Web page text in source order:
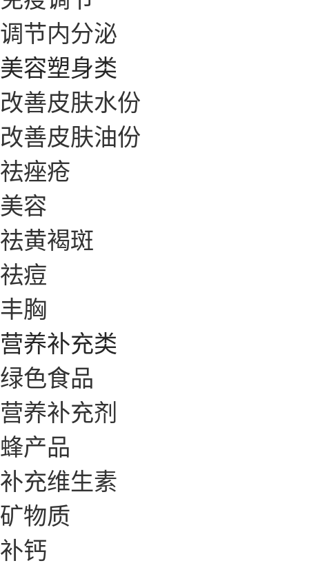
调节内分泌
美容塑身类
改善皮肤水份
改善皮肤油份
祛痤疮
美容
祛黄褐斑
祛痘
丰胸
营养补充类
绿色食品
营养补充剂
蜂产品
补充维生素
矿物质
补钙